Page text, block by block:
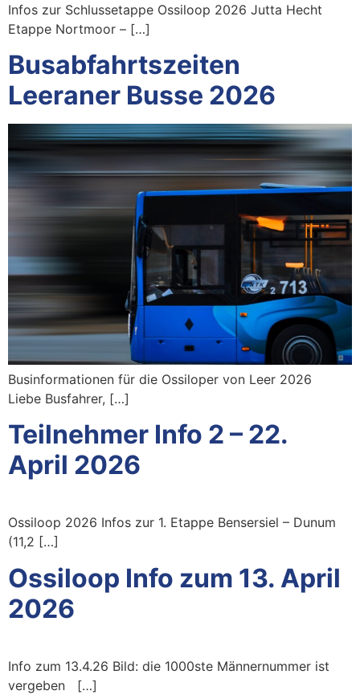
Infos zur Schlussetappe Ossiloop 2026 Jutta Hecht
Etappe Nortmoor – […]
Busabfahrtszeiten
Leeraner Busse 2026
Businformationen für die Ossiloper von Leer 2026
Liebe Busfahrer, […]
Teilnehmer Info 2 – 22.
April 2026
Ossiloop 2026 Infos zur 1. Etappe Bensersiel – Dunum
(11,2 […]
Ossiloop Info zum 13. April
2026
Info zum 13.4.26 Bild: die 1000ste Männernummer ist
vergeben […]